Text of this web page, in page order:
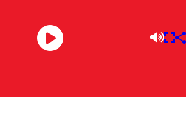
Descarga la APP